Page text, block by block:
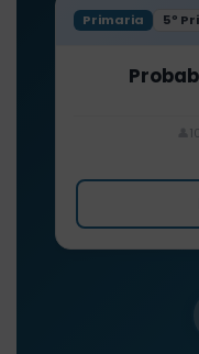
Primaria 5º